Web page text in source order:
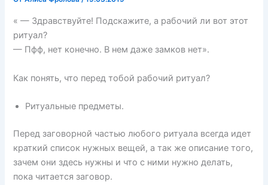
« — Здравствуйте! Подскажите, а рабочий ли вот этот
ритуал?
— Пфф, нет конечно. В нем даже замков нет».
Как понять, что перед тобой рабочий ритуал?
Ритуальные предметы.
Перед заговорной частью любого ритуала всегда идет
краткий список нужных вещей, а так же описание того,
зачем они здесь нужны и что с ними нужно делать,
пока читается заговор.